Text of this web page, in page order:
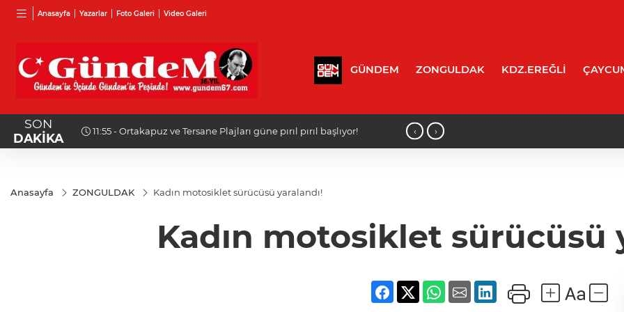
Anasayfa Yazarlar Foto Galeri Video Galeri
GÜNDEM ZONGULDAK KDZ.EREĞLİ
SON
DAKİKA
11:55 - Ortakapuz ve Tersane Plajları güne pırıl pırıl başlıyor! ‹ ›
Anasayfa ZONGULDAK Kadın motosiklet sürücüsü yaralandı!
Kadın motosiklet sürücüsü